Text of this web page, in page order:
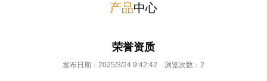
产品中心
荣誉资质
发布日期：2025/3/24 9:42:42 浏览次数： 2